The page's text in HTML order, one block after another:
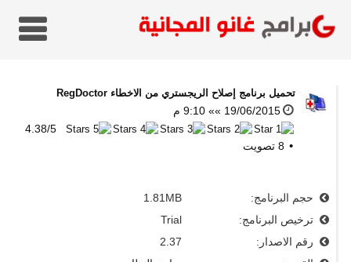
تحميل برنامج إصلاح الريجستري من الاخطاء RegDoctor
19/06/2015 »» 9:10 م
4.38/5
8تصويت
حجم البرنامج:
1.81MB
ترخيص البرنامج:
Trial
رقم الاصدار:
2.37